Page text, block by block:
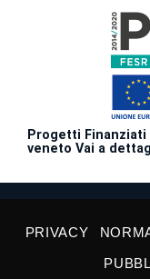
Progetti Finanziati
veneto Vai a
PRIVACY